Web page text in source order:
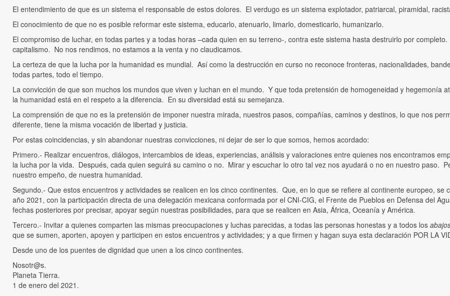
El entendimiento de que es un sistema el responsable de estos dolores. El verdugo es un sistema explotador, patriarcal, piramidal,
El conocimiento de que no es posible reformar este sistema, educarlo, atenuarlo, limarlo, domesticarlo, humanizarlo.
El compromiso de luchar, en todas partes y a todas horas –cada quien en su terreno-, contra este sistema hasta destruirlo por
capitalismo. No nos rendimos, no estamos a la venta y no claudicamos.
La certeza de que la lucha por la humanidad es mundial. Así como la destrucción en curso no reconoce fronteras, nacionalidades,
todas partes, todo el tiempo.
La convicción de que son muchos los mundos que viven y luchan en el mundo. Y que toda pretensión de homogeneidad y hegemonía
la humanidad está en el respeto a la diferencia. En su diversidad está su semejanza.
La comprensión de que no es la pretensión de imponer nuestra mirada, nuestros pasos, compañías, caminos y destinos, lo que nos
diferente, tiene la misma vocación de libertad y justicia.
Por estas coincidencias, y sin abandonar nuestras convicciones, ni dejar de ser lo que somos, hemos acordado:
Primero.- Realizar encuentros, diálogos, intercambios de ideas, experiencias, análisis y valoraciones entre quienes nos encontramos
la lucha por la vida. Después, cada quien seguirá su camino o no. Mirar y escuchar lo otro tal vez nos ayudará o no en nuestro paso.
nuestro empeño, de nuestra humanidad.
Segundo.- Que estos encuentros y actividades se realicen en los cinco continentes. Que, en lo que se refiere al continente europeo,
año 2021, con la participación directa de una delegación mexicana conformada por el CNI-CIG, el Frente de Pueblos en Defensa del
fechas posteriores por precisar, apoyar según nuestras posibilidades, para que se realicen en Asia, África, Oceanía y América.
Tercero.- Invitar a quienes comparten las mismas preocupaciones y luchas parecidas, a todas las personas honestas y a todos los
que se sumen, aporten, apoyen y participen en estos encuentros y actividades; y a que firmen y hagan suya esta declaración POR LA
Desde uno de los puentes de dignidad que unen a los cinco continentes.
Nosotr@s.
Planeta Tierra.
1 de enero del 2021.